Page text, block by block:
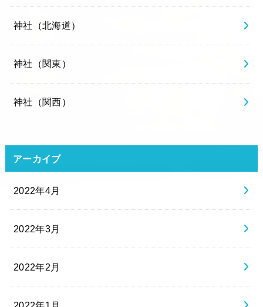
神社（北海道）
神社（関東）
神社（関西）
アーカイブ
2022年4月
2022年3月
2022年2月